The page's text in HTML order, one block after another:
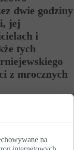
dwie godziny
jej
i
tych
z mrocznych
znaleźli
i Kujawsko-
na